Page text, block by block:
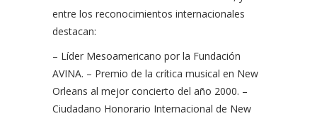
entre los reconocimientos internacionales
destacan:
– Líder Mesoamericano por la Fundación
AVINA. – Premio de la crítica musical en New
Orleans al mejor concierto del año 2000. –
Ciudadano Honorario Internacional de New